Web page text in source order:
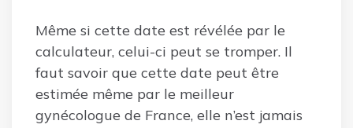
Même si cette date est révélée par le
calculateur, celui-ci peut se tromper. Il
faut savoir que cette date peut être
estimée même par le meilleur
gynécologue de France, elle n’est jamais